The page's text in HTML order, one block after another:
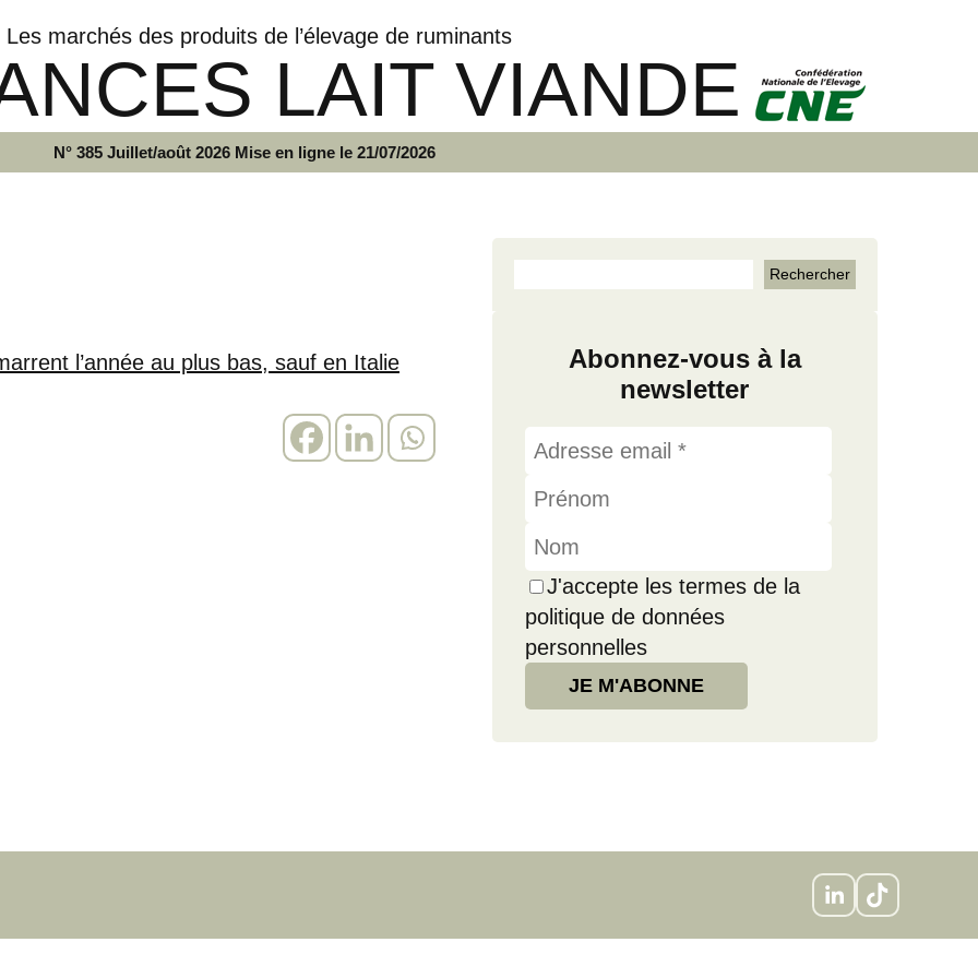
Les marchés des produits de l’élevage de ruminants
LAIT VIANDE
N° 385 Juillet/août 2026 Mise en ligne le 21/07/2026
l’année au plus bas, sauf en Italie
Abonnez-vous à la
newsletter
J'accepte les termes de la
politique de données
personnelles